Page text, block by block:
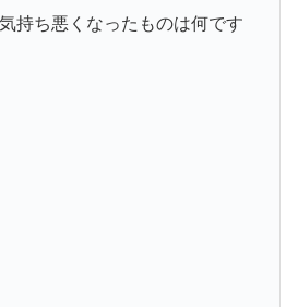
持ち悪くなったものは何です